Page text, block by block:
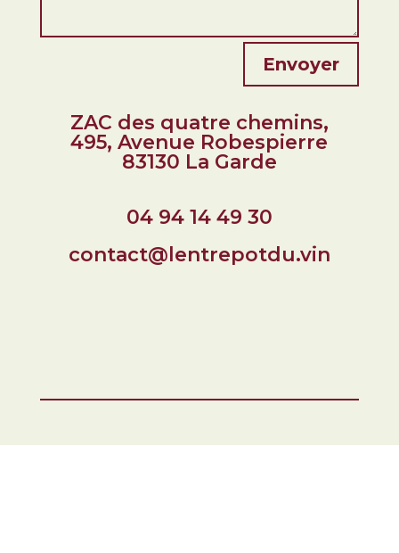
Envoyer
ZAC des quatre chemins,
495, Avenue Robespierre
83130 La Garde
04 94 14 49 30
contact@lentrepotdu.vin